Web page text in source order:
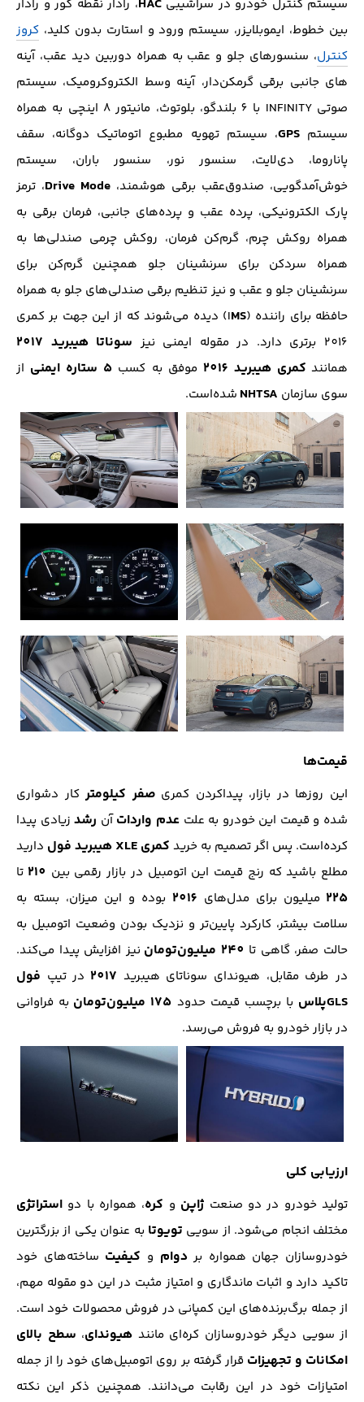
سیستم کنترل خودرو در سراشیبیHAC، رادار نقطه کور و رادار
بین خطوط، ایموبلایزر، سیستم ورود و استارت بدون کلید، کروز
کنترل، سنسور‌های جلو و عقب به همراه دوربین دید عقب، آینه
های جانبی برقی گرمکن‌دار، آینه وسط الکتروکرومیک، سیستم
صوتی INFINITY با 6 بلندگو، بلوتوث، مانیتور 8 اینچی به همراه
سیستمGPS، سیستم تهویه مطبوع اتوماتیک دوگانه، سقف
پاناروما، دی‌لایت، سنسور نور، سنسور باران، سیستم
خوش‌آمد‌گویی، صندوق‌عقب برقی هوشمند، Drive Mode، ترمز
پارک الکترونیکی، پرده عقب و پرده‌های جانبی، فرمان برقی به
همراه روکش چرم، گرم‌کن فرمان، روکش چرمی صندلی‌ها به
همراه سرد‌کن برای سرنشینان جلو همچنین گرم‌کن برای
سرنشینان جلو و عقب و نیز تنظیم برقی صندلی‌های جلو به همراه
حافظه برای راننده (IMS ) دیده می‌شوند که از این جهت بر کمری
2016 برتری دارد. در مقوله ایمنی نیز
سوناتا هیبرید 2017
همانندکمری هیبرید 2016 موفق به کسب 5 ستاره ایمنی
از
سوی سازمان NHTSA شده‌است.
قیمت‌ها
این روز‌ها در بازار، پیدا‌کردن کمری صفر کیلومترکار دشواری
شده و قیمت این خودرو به علتعدم وارداتآن رشدزیادی پیدا
کرده‌است. پس اگر تصمیم به خرید کمری XLE هیبرید فول
دارید
مطلع باشید که رنج قیمت این اتومبیل در بازار رقمی بین 210 تا
225 میلیون برای مدل‌های 2016 بوده و این میزان، بسته به
سلامت بیشتر، کارکرد پایین‌تر و نزدیک بودن وضعیت اتومبیل به
حالت صفر، گاهی تا 240 میلیون‌تومان‌
نیز افزایش پیدا می‌کند.
در طرف مقابل، هیوندای سوناتای هیبرید 2017 در تیپ فول
GLSپلاس
با برچسب قیمت حدود 175 میلیون‌تومان
به فراوانی
در بازار خودرو به فروش می‌رسد.
ارزیابی کلی
تولید خودرو در دو صنعت ژاپن و کره، همواره با دو استراتژی
مختلف انجام می‌شود. از سویی تویوتا به عنوان یکی از بزرگترین
خودروسازان جهان همواره بردوام و کیفیت ساخته‌های خود
تاکید دارد و اثبات ماندگاری و امتیاز مثبت در این دو مقوله مهم،
از جمله برگ‌برنده‌های این کمپانی در فروش محصولات خود است.
از سویی دیگر خودروسازان کره‌ای مانند هیوندای، سطح بالای
امکانات و تجهیزات قرار گرفته بر روی اتومبیل‌های خود را از جمله
امتیازات خود در این رقابت می‌دانند. همچنین ذکر این نکته